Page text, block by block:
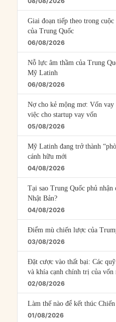
Giai đoạn tiếp theo trong
của Trung Quốc
06/08/2026
Nỗ lực âm thầm của Trung
Mỹ Latinh
06/08/2026
Nợ cho kẻ mộng mơ: Vốn vay
việc cho startup vay vốn
05/08/2026
Mỹ Latinh đang trở thành
cánh hữu mới
04/08/2026
Tại sao Trung Quốc phủ
Nhật Bản?
04/08/2026
Điểm mù chiến lược của
03/08/2026
Đặt cược vào thất bại: Các
và khía cạnh chính trị của
02/08/2026
Làm thế nào để kết thúc
01/08/2026